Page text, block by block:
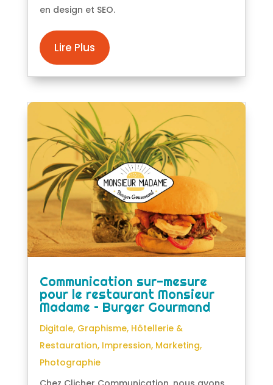
en design et SEO.
Lire Plus
Communication sur-mesure
pour le restaurant Monsieur
Madame – Burger Gourmand
Digitale, Graphisme, Hôtellerie &
Restauration, Impression, Marketing,
Photographie